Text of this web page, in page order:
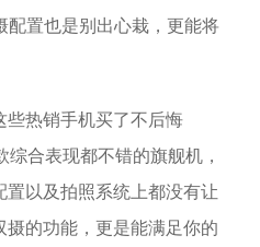
配置也是别出心栽，更能将
综合表现都不错的旗舰机，
以及拍照系统上都没有让
的功能，更是能满足你的